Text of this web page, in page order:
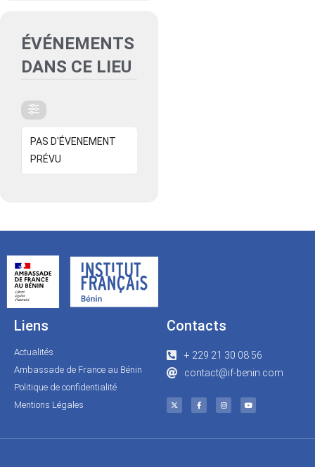
ÉVÉNEMENTS
DANS CE LIEU
PAS D'ÉVENEMENT
PRÉVU
Liens
Actualités
Ambassade de France au Bénin
Politique de confidentialité
Mentions Légales
Contacts
+ 229 21 30 08 56
contact@if-benin.com